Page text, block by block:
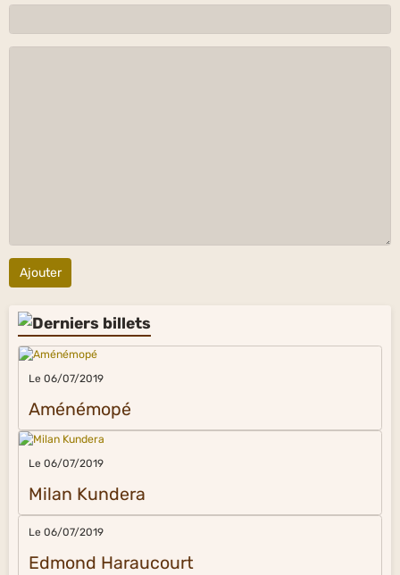
Ajouter
Le 06/07/2019
Aménémopé
Le 06/07/2019
Milan Kundera
Le 06/07/2019
Edmond Haraucourt